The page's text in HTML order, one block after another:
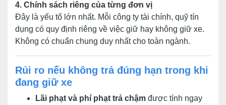
4. Chính sách riêng của từng đơn vị
Đây là yếu tố lớn nhất. Mỗi công ty tài chính, quỹ tín
dụng có quy định riêng về việc giữ hay không giữ xe.
Không có chuẩn chung duy nhất cho toàn ngành.
Rủi ro nếu không trả đúng hạn trong khi
đang giữ xe
Lãi phạt và phí phạt trả chậm được tính ngay